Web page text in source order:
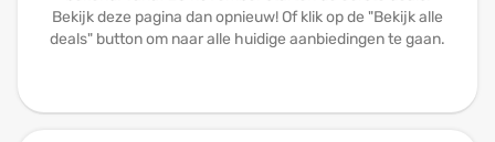
Bekijk deze pagina dan opnieuw! Of klik op de "Bekijk alle
deals" button om naar alle huidige aanbiedingen te gaan.